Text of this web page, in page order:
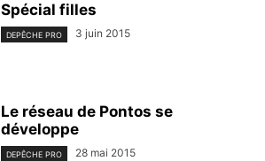
Spécial filles
DEPÊCHE PRO 3 juin 2015
Le réseau de Pontos se
développe
DEPÊCHE PRO 28 mai 2015